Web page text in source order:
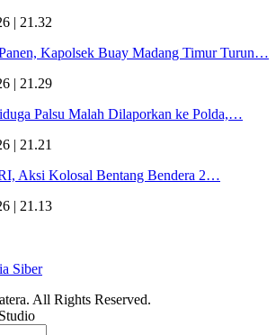
| 21.32
Kapolsek Buay Madang Timur Turun…
| 21.29
Palsu Malah Dilaporkan ke Polda,…
| 21.21
Aksi Kolosal Bentang Bendera 2…
| 21.13
Siber
All Rights Reserved.